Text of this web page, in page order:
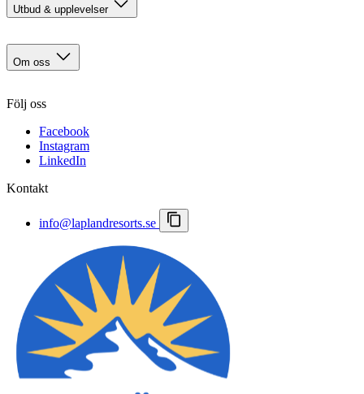
Utbud & upplevelser
Event & Tävlingar
Mat & nöje
Om oss
Karriär
Bokningsvillkor
Lapland Resorts
Följ oss
Facebook
Instagram
LinkedIn
Kontakt
info@laplandresorts.se